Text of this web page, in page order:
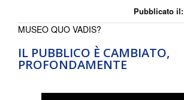
Pubblicato il:
IL PUBBLICO È CAMBIATO,
PROFONDAMENTE
MUSEO QUO VADIS?